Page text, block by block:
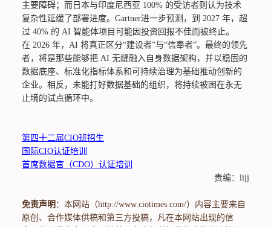
主要障碍；而日本与印度尼西亚 100% 的受访者则认为技术
复杂性延缓了部署进度。Gartner进一步预测，到 2027 年，超
过 40% 的 AI 智能体项目可能因投资回报不佳而被终止。
在 2026 年，AI 将真正区分“建设者”与“信奉者”。最终的领先
者，将是那些能够把 AI 无缝融入自身数据架构，并以稳固的
数据底座、标准化指标体系和可持续治理为基础推动创新的
企业。相反，未能打好数据基础的组织，将持续被困在永无
止境的试点循环中。
第四十二届CIO班招生
国际CIO认证培训
首席数据官（CDO）认证培训
责编：lijj
免责声明 ：本网站（http://www.ciotimes.com/）内容主要来自
原创、合作媒体供稿和第三方投稿，凡在本网站出现的信